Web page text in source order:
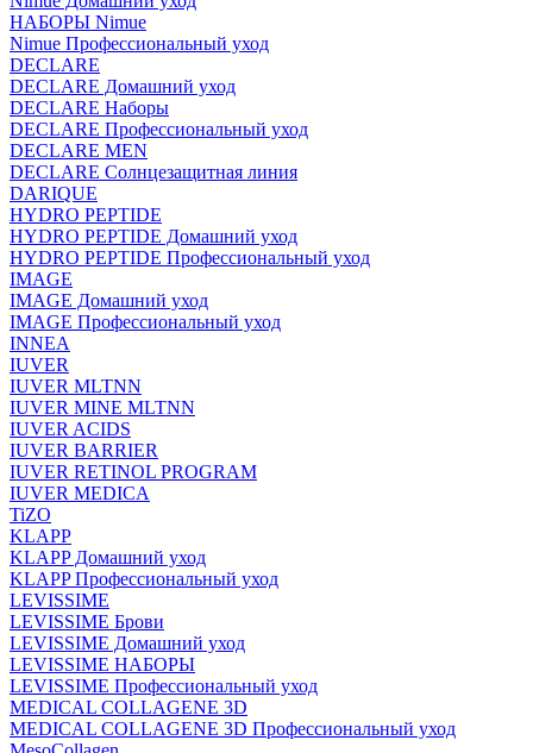
НАБОРЫ Nimue
Nimue Профессиональный уход
DECLARE
DECLARE Домашний уход
DECLARE Наборы
DECLARE Профессиональный уход
DECLARE MEN
DECLARE Солнцезащитная линия
DARIQUE
HYDRO PEPTIDE
HYDRO PEPTIDE Домашний уход
HYDRO PEPTIDE Профессиональный уход
IMAGE
IMAGE Домашний уход
IMAGE Профессиональный уход
INNEA
IUVER
IUVER MLTNN
IUVER MINE MLTNN
IUVER ACIDS
IUVER BARRIER
IUVER RETINOL PROGRAM
IUVER MEDICA
TiZO
KLAPP
KLAPP Домашний уход
KLAPP Профессиональный уход
LEVISSIME
LEVISSIME Брови
LEVISSIME Домашний уход
LEVISSIME НАБОРЫ
LEVISSIME Профессиональный уход
MEDICAL COLLAGENE 3D
MEDICAL COLLAGENE 3D Профессиональный уход